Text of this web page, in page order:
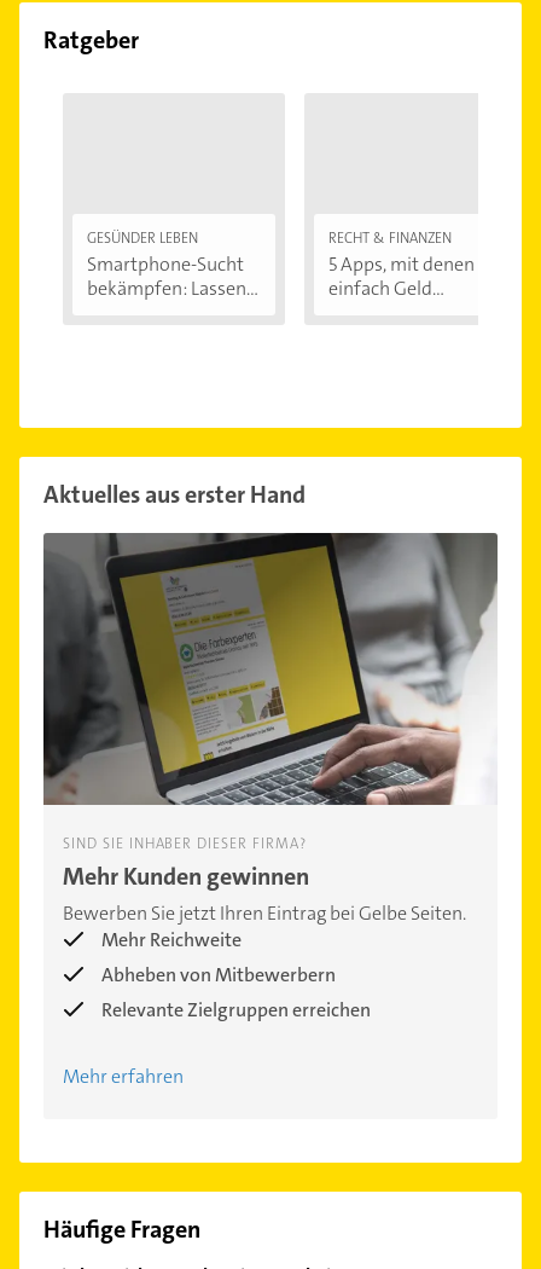
Ratgeber
GESÜNDER LEBEN
Smartphone-Sucht
bekämpfen: Lassen...
RECHT & FINANZEN
5 Apps, mit denen Sie
einfach Geld...
Aktuelles aus erster Hand
SIND SIE INHABER DIESER FIRMA?
Mehr Kunden gewinnen
Bewerben Sie jetzt Ihren Eintrag bei Gelbe Seiten.
Mehr Reichweite
Abheben von Mitbewerbern
Relevante Zielgruppen erreichen
Mehr erfahren
Häufige Fragen